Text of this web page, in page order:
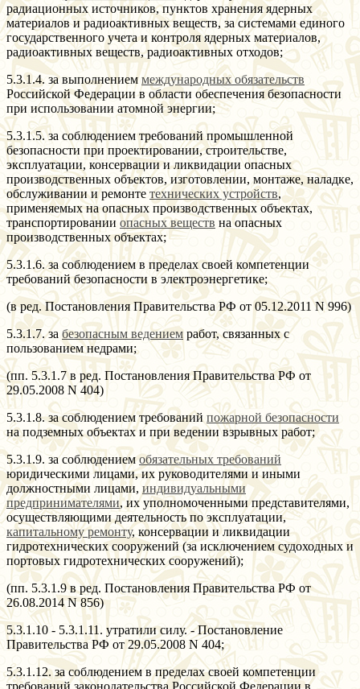
радиационных источников, пунктов хранения ядерных
материалов и радиоактивных веществ, за системами единого
государственного учета и контроля ядерных материалов,
радиоактивных веществ, радиоактивных отходов;
5.3.1.4. за выполнениеммеждународных обязательств
Российской Федерации в области обеспечения безопасности
при использовании атомной энергии;
5.3.1.5. за соблюдением требований промышленной
безопасности при проектировании, строительстве,
эксплуатации, консервации и ликвидации опасных
производственных объектов, изготовлении, монтаже, наладке,
обслуживании и ремонте технических устройств,
применяемых на опасных производственных объектах,
транспортировании опасных веществ на опасных
производственных объектах;
5.3.1.6. за соблюдением в пределах своей компетенции
требований безопасности в электроэнергетике;
(в ред. Постановления Правительства РФ от 05.12.2011 N 996)
5.3.1.7. за безопасным ведением работ, связанных с
пользованием недрами;
(пп. 5.3.1.7 в ред. Постановления Правительства РФ от
29.05.2008 N 404)
5.3.1.8. за соблюдением требований пожарной безопасности
на подземных объектах и при ведении взрывных работ;
5.3.1.9. за соблюдениемобязательных требований
юридическими лицами, их руководителями и иными
должностными лицами, индивидуальными
предпринимателями, их уполномоченными представителями,
осуществляющими деятельность по эксплуатации,
капитальному ремонту, консервации и ликвидации
гидротехнических сооружений (за исключением судоходных и
портовых гидротехнических сооружений);
(пп. 5.3.1.9 в ред. Постановления Правительства РФ от
26.08.2014 N 856)
5.3.1.10 - 5.3.1.11. утратили силу. - Постановление
Правительства РФ от 29.05.2008 N 404;
5.3.1.12. за соблюдением в пределах своей компетенции
требований законодательства Российской Федерации в